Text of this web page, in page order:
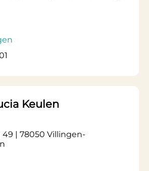
Keulen
| 78050 Villingen-